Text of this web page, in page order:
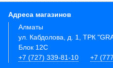
Адреса магазинов
Алматы
ул. Кабдолова, д. 1, ТРК
Блок 12C
+7 (727) 339-81-10
+7